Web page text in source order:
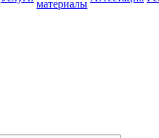
материалы